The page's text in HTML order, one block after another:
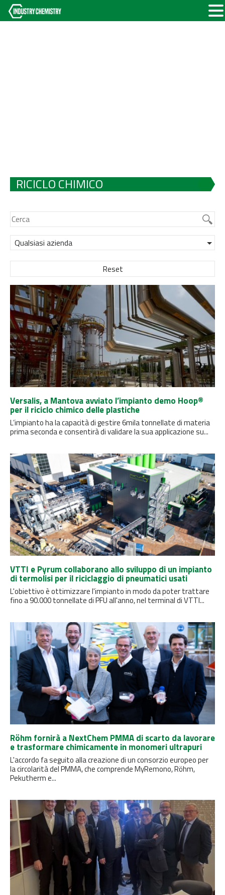
RICICLO CHIMICO
Qualsiasi azienda
Reset
Versalis, a Mantova avviato l’impianto demo Hoop®
per il riciclo chimico delle plastiche
L’impianto ha la capacità di gestire 6mila tonnellate di materia
prima seconda e consentirà di validare la sua applicazione su...
VTTI e Pyrum collaborano allo sviluppo di un impianto
di termolisi per il riciclaggio di pneumatici usati
L'obiettivo è ottimizzare l'impianto in modo da poter trattare
fino a 90.000 tonnellate di PFU all'anno, nel terminal di VTTI...
Röhm fornirà a NextChem PMMA di scarto da lavorare
e trasformare chimicamente in monomeri ultrapuri
L'accordo fa seguito alla creazione di un consorzio europeo per
la circolarità del PMMA, che comprende MyRemono, Röhm,
Pekutherm e...